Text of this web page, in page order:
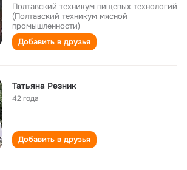
Полтавский техникум пищевых технологий
(Полтавский техникум мясной
промышленности)
Добавить в друзья
Татьяна Резник
42 года
Добавить в друзья